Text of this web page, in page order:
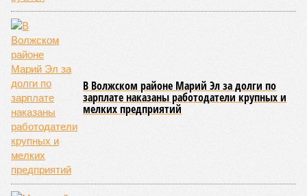
Особый контроль был направлен на персонал,
работающий на пищеблоках. В ходе этих проверок у 20
человек были обнаружены возбудители инфекций –
указанные сотрудники были незамедлительно отстранены
от выполнения своих обязанностей и направлены на
лечение.
Представители ведомства отметили, что оперативное
принятие указанных мер позволило избежать
возникновения массовых инфекционных заболеваний
среди детей, находившихся в оздоровительных
учреждениях.